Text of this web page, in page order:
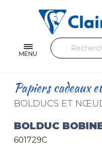
MENU
Feuilles & Copies
Beaux-arts & Dessin
Loisirs créatifs
Cuir & trousses
Papiers cadeaux
BOLDUCS ET
BOLDUC
601729C